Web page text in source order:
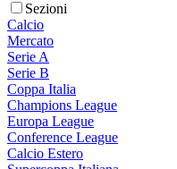
Sezioni
Calcio
Mercato
Serie A
Serie B
Coppa Italia
Champions League
Europa League
Conference League
Calcio Estero